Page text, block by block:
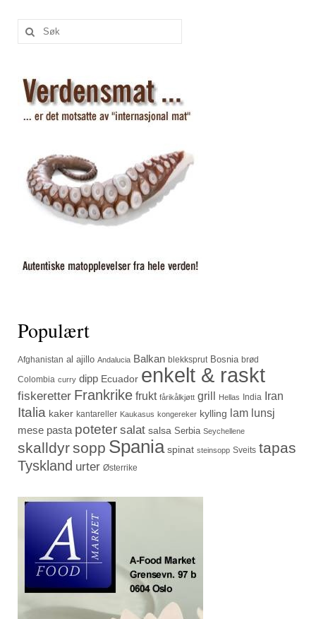
Populært
Afghanistan al ajillo Andalucia Balkan blekksprut Bosnia brød
Colombia curry dipp Ecuador enkelt & raskt
fiskeretter Frankrike frukt fårikålkjøtt grill Hellas India Iran
Italia kaker kantareller Kaukasus kongereker kylling lam lunsj
mese pasta poteter salat salsa Serbia Seychellene
skalldyrsopp Spania spinat steinsopp Sveits tapas
Tyskland urter Østerrike